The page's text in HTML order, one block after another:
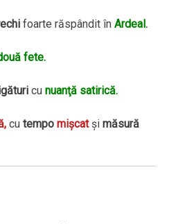
foarte răspândit înArdeal.
fete.
cunuanţă satirică.
cutempomişcatşimăsură